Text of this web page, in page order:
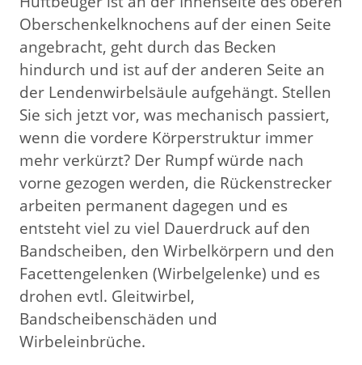
Oberschenkelknochens auf der einen Seite
angebracht, geht durch das Becken
hindurch und ist auf der anderen Seite an
der Lendenwirbelsäule aufgehängt. Stellen
Sie sich jetzt vor, was mechanisch passiert,
wenn die vordere Körperstruktur immer
mehr verkürzt? Der Rumpf würde nach
vorne gezogen werden, die Rückenstrecker
arbeiten permanent dagegen und es
entsteht viel zu viel Dauerdruck auf den
Bandscheiben, den Wirbelkörpern und den
Facettengelenken (Wirbelgelenke) und es
drohen evtl. Gleitwirbel,
Bandscheibenschäden und
Wirbeleinbrüche.